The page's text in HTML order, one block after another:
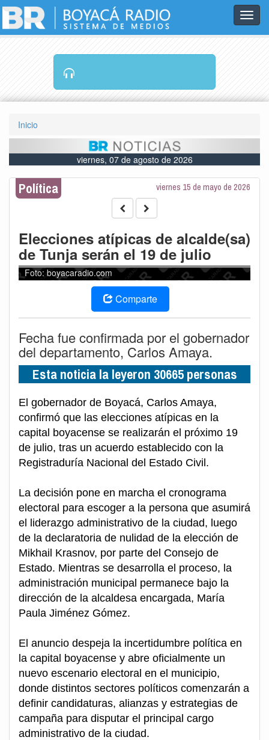
Inicio
viernes, 07 de agosto de 2026
Política viernes 15 de mayo de 2026
Elecciones atípicas de alcalde(sa)
de Tunja serán el 19 de julio
Foto: boyacaradio.com
Comparte
Fecha fue confirmada por el gobernador
del departamento, Carlos Amaya.
Esta noticia la leyeron 30665 personas
El gobernador de Boyacá, Carlos Amaya,
confirmó que las elecciones atípicas en la
capital boyacense se realizarán el próximo 19
de julio, tras un acuerdo establecido con la
Registraduría Nacional del Estado Civil.
La decisión pone en marcha el cronograma
electoral para escoger a la persona que asumirá
el liderazgo administrativo de la ciudad, luego
de la declaratoria de nulidad de la elección de
Mikhail Krasnov, por parte del Consejo de
Estado. Mientras se desarrolla el proceso, la
administración municipal permanece bajo la
dirección de la alcaldesa encargada, María
Paula Jiménez Gómez.
El anuncio despeja la incertidumbre política en
la capital boyacense y abre oficialmente un
nuevo escenario electoral en el municipio,
donde distintos sectores políticos comenzarán a
definir candidaturas, alianzas y estrategias de
campaña para disputar el principal cargo
administrativo de la ciudad.